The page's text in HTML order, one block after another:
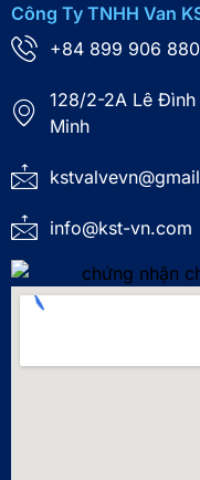
Công Ty TNHH Van
+84 899 906 880
128/2-2A Lê Đình
Minh
info@kst-vn.com